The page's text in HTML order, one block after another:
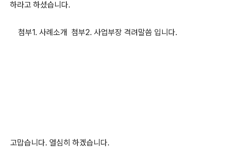
하라고 하셨습니다.
첨부1. 사례소개 첨부2. 사업부장 격려말씀 입니다.
고맙습니다. 열심히 하겠습니다.